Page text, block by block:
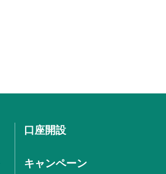
口座開設
キャンペーン